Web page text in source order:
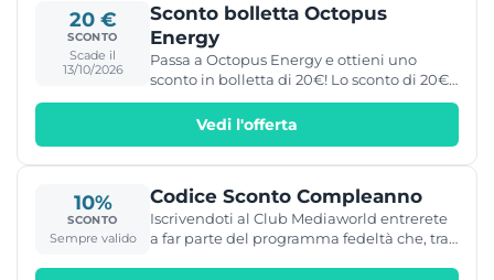
20 €
SCONTO
Scade il
13/10/2026
Sconto bolletta Octopus
Energy
Passa a Octopus Energy e ottieni uno
sconto in bolletta di 20€! Lo sconto di 20€
sulla prima bolletta si ottiene solo
utilizzando questo link.
Vedi l'offerta
10%
SCONTO
Sempre valido
Codice Sconto Compleanno
Iscrivendoti al Club Mediaworld entrerete
a far parte del programma fedeltà che, tra